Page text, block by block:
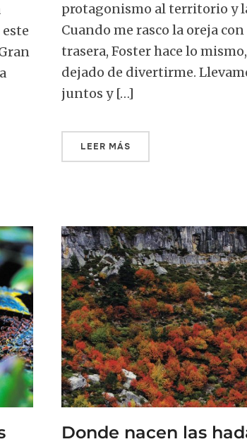
protagonismo al territorio y
Cuando me rasco la oreja
trasera, Foster hace lo
dejado de divertirme.
juntos y […]
LEER MÁS
Donde nacen las